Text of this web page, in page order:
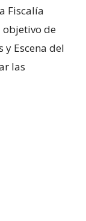
Fiscalía
objetivo de
y Escena del
las